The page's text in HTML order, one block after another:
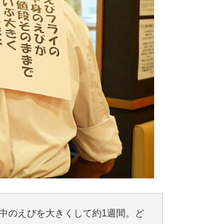
のえびを大きくして約1週間。ど